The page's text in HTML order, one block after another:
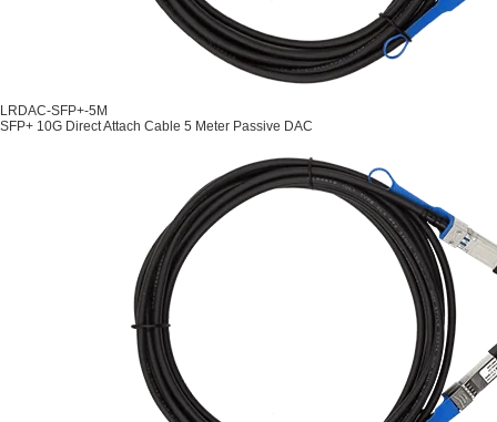
LRDAC-SFP+-5M
SFP+ 10G Direct Attach Cable 5 Meter Passive DAC